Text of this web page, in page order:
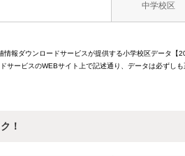
中学校区
報ダウンロードサービスが提供する小学校区データ
サービスのWEBサイト上で記述通り、データは必ずし
！